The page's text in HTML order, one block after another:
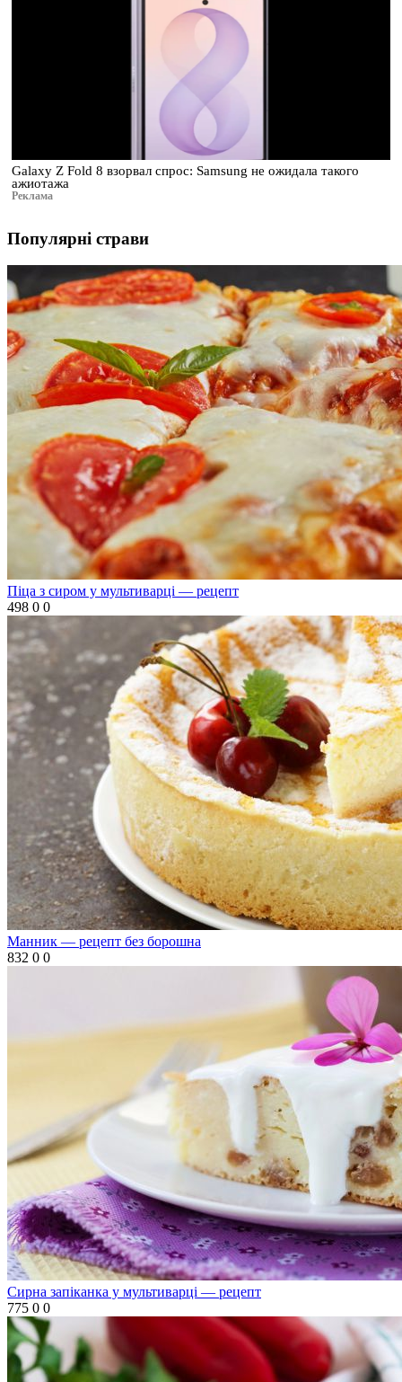
Galaxy Z Fold 8 взорвал спрос: Samsung не ожидала такого
ажиотажа
Реклама
Популярні страви
Піца з сиром у мультиварці — рецепт
498 0 0
Манник — рецепт без борошна
832 0 0
Сирна запіканка у мультиварці — рецепт
775 0 0